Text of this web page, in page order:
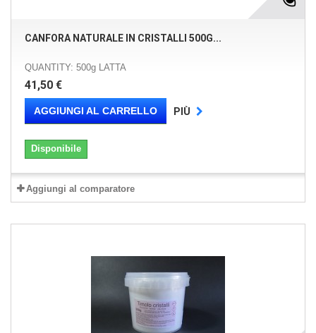
CANFORA NATURALE IN CRISTALLI 500G...
QUANTITY: 500g LATTA
41,50 €
AGGIUNGI AL CARRELLO PIÙ
Disponibile
Aggiungi al comparatore